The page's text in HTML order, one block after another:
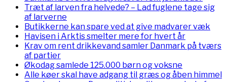
Træt af larven fra helvede? – Lad fuglene tage sig
af larverne
Butikkerne kan spare ved at give madvarer væk
Havisen i Arktis smelter mere for hvert år
Krav om rent drikkevand samler Danmark på tværs
af partier
Økodag samlede 125.000 børn og voksne
Alle køer skal have adgang til græs og åben himmel